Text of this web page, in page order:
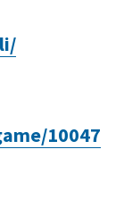
10047